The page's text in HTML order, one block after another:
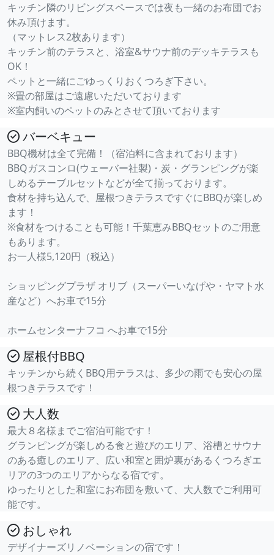
キッチン隣のリビングスペースでは夜も一緒のお布団でお
休み頂けます。
（マットレス2枚あります）
キッチン前のテラスと、浴室&サウナ前のデッキテラスも
OK！
ペットと一緒にごゆっくりおくつろぎ下さい。
※畳の部屋はご遠慮いただいております
※室内飼いのペットのみとさせて頂いております
バーベキュー
BBQ機材は全て完備！（宿泊料に含まれております）
BBQガスコンロ(ウェーバー社製)・炭・グランピングが楽
しめるテーブルセットなどが全て揃っております。
食材を持ち込んで、屋根つきテラスですぐにBBQが楽しめ
ます！
※食材をつけることも可能！千葉恵みBBQセットのご用意
もあります。
お一人様5,120円（税込）
ショッピングプラザ オリブ（スーパーいなげや・ヤマト水
産など）へお車で15分
ホームセンターナフコ へお車で15分
屋根付BBQ
キッチンから続くBBQ用テラスは、多少の雨でも安心の屋
根つきテラスです！
大人数
最大８名様までご宿泊可能です！
グランピングが楽しめる食と遊びのエリア、浴槽とサウナ
のある癒しのエリア、広い和室と囲炉裏があるくつろぎエ
リアの3つのエリアからなる宿です。
ゆったりとした和室にお布団を敷いて、大人数でご利用可
能です。
おしゃれ
デザイナーズリノベーションの宿です！